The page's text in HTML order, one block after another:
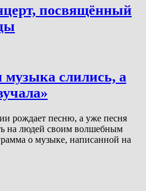
посвящённый
слились, а
рождает песню, а уже песня
на людей своим волшебным
о музыке, написанной на